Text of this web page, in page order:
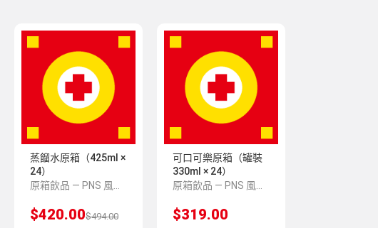
蒸餾水原箱（425ml ×
24）
$420.00$494.00
可口可樂原箱（罐裝
330ml × 24）
$319.00